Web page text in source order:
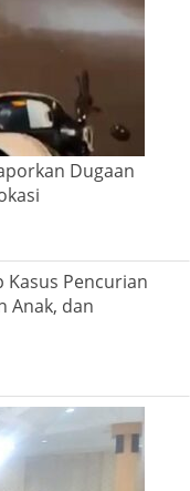
Dugaan
Kasus Pencurian
Anak, dan